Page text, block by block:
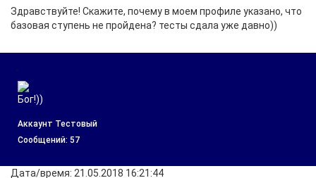
Здравствуйте! Скажите, почему в моем профиле указано, что
базовая ступень не пройдена? тесты сдала уже давно))
Аккаунт Тестовый
Cообщений: 57
Дата/время: 21.05.2018 16:21:44